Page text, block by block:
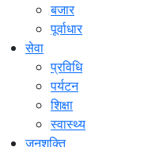
बजार
पूर्वाधार
सेवा
प्रविधि
पर्यटन
शिक्षा
स्वास्थ्य
जनशक्ति